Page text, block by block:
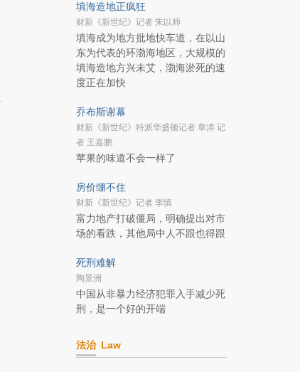
填海造地正疯狂
财新《新世纪》记者 朱以师
填海成为地方批地快车道，在以山
东为代表的环渤海地区，大规模的
填海造地方兴未艾，渤海淤死的速
度正在加快
乔布斯谢幕
财新《新世纪》特派华盛顿记者 章涛 记
者 王嘉鹏
苹果的味道不会一样了
房价绷不住
财新《新世纪》记者 李慎
富力地产打破僵局，明确提出对市
场的看跌，其他局中人不跟也得跟
死刑难解
陶景洲
中国从非暴力经济犯罪入手减少死
刑，是一个好的开端
法治 Law